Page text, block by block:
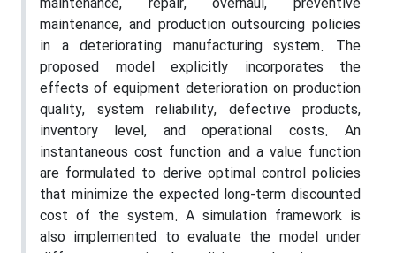
maintenance, and production outsourcing policies
in a deteriorating manufacturing system. The
proposed model explicitly incorporates the
effects of equipment deterioration on production
quality, system reliability, defective products,
inventory level, and operational costs. An
instantaneous cost function and a value function
are formulated to derive optimal control policies
that minimize the expected long-term discounted
cost of the system. A simulation framework is
also implemented to evaluate the model under